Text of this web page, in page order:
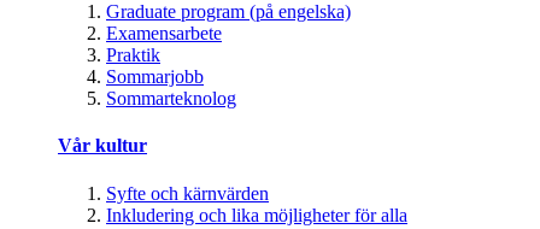
Graduate program (på engelska)
Examensarbete
Praktik
Sommarjobb
Sommarteknolog
Vår kultur
Syfte och kärnvärden
Inkludering och lika möjligheter för alla